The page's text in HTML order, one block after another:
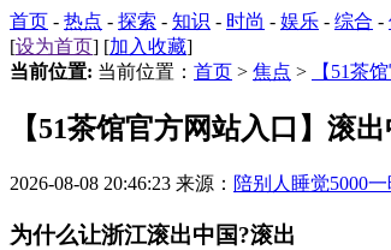
首页 - 热点 - 探索 - 知识 - 时尚 - 娱乐 - 综合 -
[设为首页] [加入收藏]
当前位置: 当前位置： 首页 > 焦点 > 【51茶
【51茶馆官方网站入口】滚
2026-08-08 20:46:23 来源： 陪别人睡觉5000
为什么让浙江滚出中国?滚出